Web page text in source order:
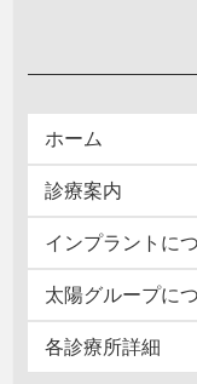
ホーム
診療案内
インプラントに
太陽グループに
各診療所詳細